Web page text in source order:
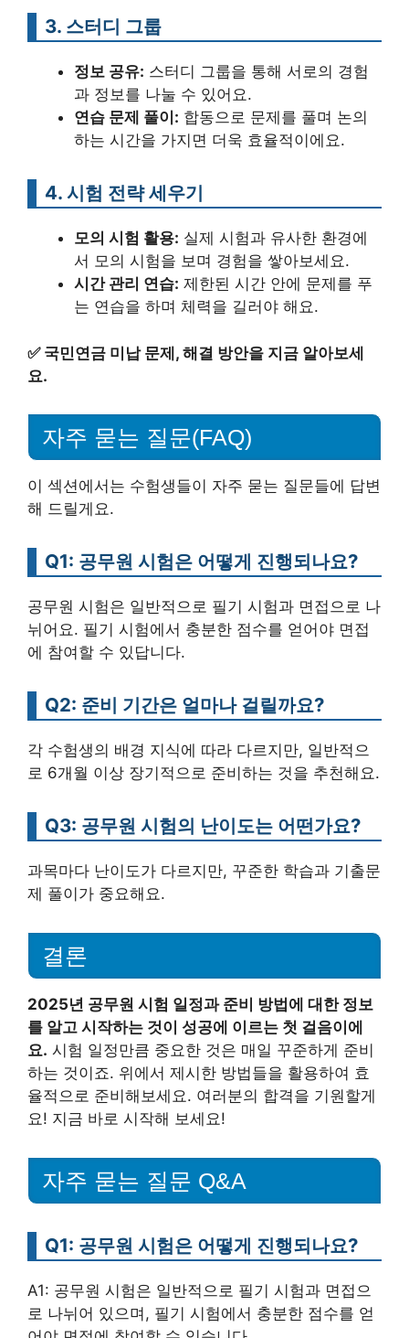
3. 스터디 그룹
정보 공유: 스터디 그룹을 통해 서로의 경험
과 정보를 나눌 수 있어요.
연습 문제 풀이: 합동으로 문제를 풀며 논의
하는 시간을 가지면 더욱 효율적이에요.
4. 시험 전략 세우기
모의 시험 활용: 실제 시험과 유사한 환경에
서 모의 시험을 보며 경험을 쌓아보세요.
시간 관리 연습: 제한된 시간 안에 문제를 푸
는 연습을 하며 체력을 길러야 해요.
✅ 국민연금 미납 문제, 해결 방안을 지금 알아보세
요.
자주 묻는 질문(FAQ)
이 섹션에서는 수험생들이 자주 묻는 질문들에 답변
해 드릴게요.
Q1: 공무원 시험은 어떻게 진행되나요?
공무원 시험은 일반적으로 필기 시험과 면접으로 나
뉘어요. 필기 시험에서 충분한 점수를 얻어야 면접
에 참여할 수 있답니다.
Q2: 준비 기간은 얼마나 걸릴까요?
각 수험생의 배경 지식에 따라 다르지만, 일반적으
로 6개월 이상 장기적으로 준비하는 것을 추천해요.
Q3: 공무원 시험의 난이도는 어떤가요?
과목마다 난이도가 다르지만, 꾸준한 학습과 기출문
제 풀이가 중요해요.
결론
2025년 공무원 시험 일정과 준비 방법에 대한 정보
를 알고 시작하는 것이 성공에 이르는 첫 걸음이에
요. 시험 일정만큼 중요한 것은 매일 꾸준하게 준비
하는 것이죠. 위에서 제시한 방법들을 활용하여 효
율적으로 준비해보세요. 여러분의 합격을 기원할게
요! 지금 바로 시작해 보세요!
자주 묻는 질문 Q&A
Q1: 공무원 시험은 어떻게 진행되나요?
A1: 공무원 시험은 일반적으로 필기 시험과 면접으
로 나뉘어 있으며, 필기 시험에서 충분한 점수를 얻